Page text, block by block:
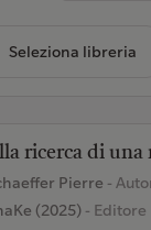
Seleziona libreria
ricerca di una
Pierre -
(2025)- Editore